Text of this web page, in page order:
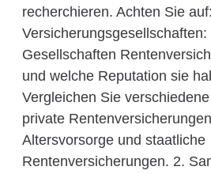
recherchieren. Achten Sie auf:
Gesellschaften
und welche Reputation sie
Vergleichen Sie
private
Altersvorsorge und staatliche
Rentenversicherungen. 2.